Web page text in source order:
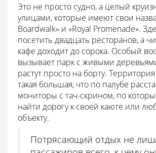
Это не просто судно, а целый
улицами, которые имеют свои
Boardwalk» и «Royal Promenade».
посетить двадцать ресторанов, а
кафе доходит до сорока. Особый
вызывает парк с живыми
растут просто на борту.
такая большая, что по палубе
мониторы с тач-скрином, по
найти дорогу к своей каюте или
объекту.
Потрясающий отдых не